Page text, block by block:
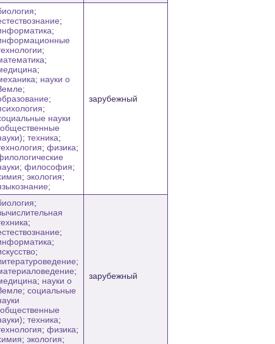
;
;
;
;
;
;
; науки о
;
;
;
науки
; техника;
; физика;
; философия;
; экология;
;
зарубежный
;
;
;
;
;
;
;
; науки о
; социальные
; техника;
; физика;
; экология;
зарубежный